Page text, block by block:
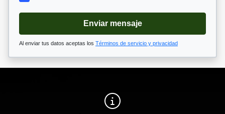
Enviar mensaje
Al enviar tus datos aceptas los Términos de servicio y privacidad